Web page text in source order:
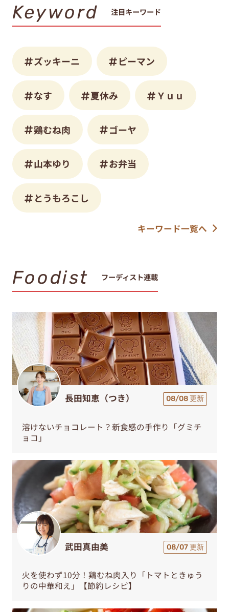
Keyword 注目キーワード
ズッキーニ ピーマン
なす 夏休み Ｙｕｕ
鶏むね肉 ゴーヤ
山本ゆり お弁当
とうもろこし
キーワード一覧へ
Foodist フーディスト連載
長田知恵（つき） 08/08 更新
溶けないチョコレート？新食感の手作り「グミチ
ョコ」
武田真由美 08/07 更新
火を使わず10分！鶏むね肉入り「トマトときゅう
りの中華和え」【節約レシピ】